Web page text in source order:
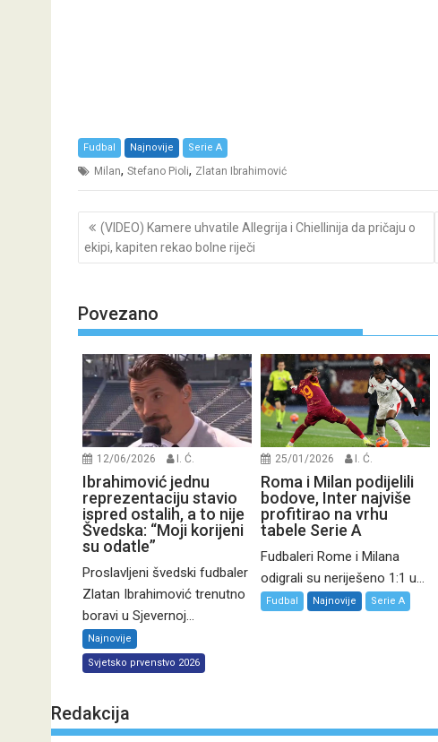
Fudbal Najnovije Serie A
Milan, Stefano Pioli, Zlatan Ibrahimović
Post
navigation
(VIDEO) Kamere uhvatile Allegrija i Chiellinija da pričaju o
ekipi, kapiten rekao bolne riječi
Povezano
12/06/2026 I. Ć.
Ibrahimović jednu
reprezentaciju stavio
ispred ostalih, a to nije
Švedska: “Moji korijeni
su odatle”
Proslavljeni švedski fudbaler
Zlatan Ibrahimović trenutno
boravi u Sjevernoj...
Najnovije
Svjetsko prvenstvo 2026
25/01/2026 I. Ć.
Roma i Milan podijelili
bodove, Inter najviše
profitirao na vrhu
tabele Serie A
Fudbaleri Rome i Milana
odigrali su neriješeno 1:1 u...
Fudbal Najnovije Serie A
Redakcija